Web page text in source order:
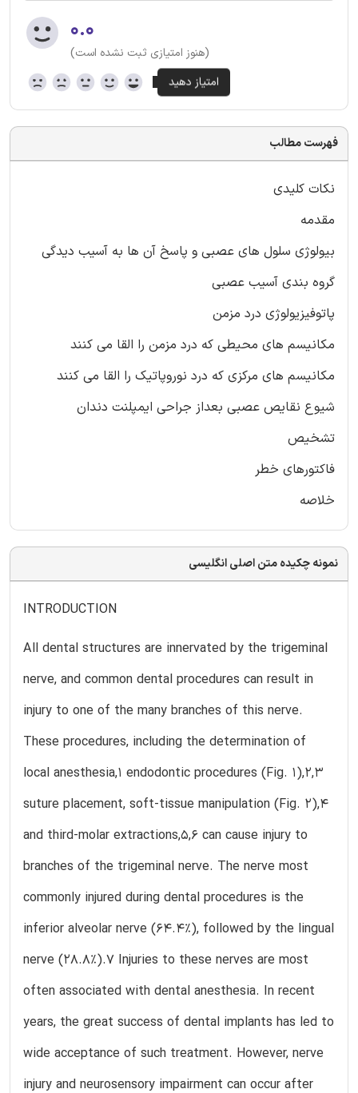
۰.۰
(هنوز امتیازی ثبت نشده است)
فهرست مطالب
نکات کلیدی
مقدمه
بیولوژی سلول های عصبی و پاسخ آن ها به آسیب دیدگی
گروه بندی آسیب عصبی
پاتوفیزیولوژی درد مزمن
مکانیسم های محیطی که درد مزمن را القا می کنند
مکانیسم های مرکزی که درد نوروپاتیک را القا می کنند
شیوع نقایص عصبی بعداز جراحی ایمپلنت دندان
تشخیص
فاکتورهای خطر
خلاصه
نمونه چکیده متن اصلی انگلیسی
INTRODUCTION
All dental structures are innervated by the trigeminal
nerve, and common dental procedures can result in
injury to one of the many branches of this nerve.
These procedures, including the determination of
local anesthesia,1 endodontic procedures (Fig. 1),2,3
suture placement, soft-tissue manipulation (Fig. 2),4
and third-molar extractions,5,6 can cause injury to
branches of the trigeminal nerve. The nerve most
commonly injured during dental procedures is the
inferior alveolar nerve (64.4%), followed by the lingual
nerve (28.8%).7 Injuries to these nerves are most
often associated with dental anesthesia. In recent
years, the great success of dental implants has led to
wide acceptance of such treatment. However, nerve
injury and neurosensory impairment can occur after